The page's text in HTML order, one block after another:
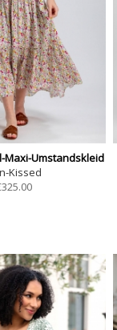
Maxi-Umstandskleid
Kissed
325.00